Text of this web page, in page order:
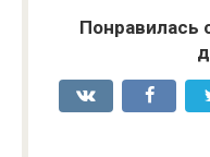
Понравилась